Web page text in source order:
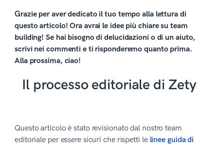
Grazie per aver dedicato il tuo tempo alla lettura di
questo articolo! Ora avrai le idee più chiare su team
building! Se hai bisogno di delucidazioni o di un aiuto,
scrivi nei commenti e ti risponderemo quanto prima.
Alla prossima, ciao!
Il processo editoriale di Zety
Questo articolo è stato revisionato dal nostro team
editoriale per essere sicuri che rispetti le linee guida di